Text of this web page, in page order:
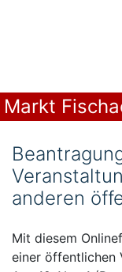
Markt
anderen
Mit diesem
einer öffentlichen